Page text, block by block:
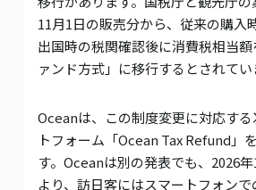
11月1日の販売分から、従来の購入
出国時の税関確認後に消費税相当
ァンド方式」に移行するとされてい
Oceanは、この制度変更に対応す
トフォーム「Ocean Tax Refund」
す。Oceanは別の発表でも、2026
より、訪日客にはスマートフォン